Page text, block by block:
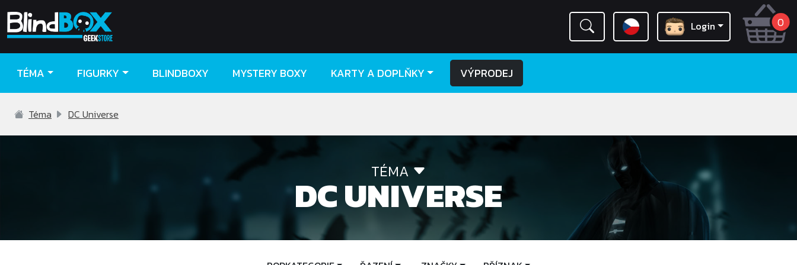
0
Login
TÉMA FIGURKY BLINDBOXY MYSTERY BOXY KARTY A DOPLŇKY VÝPRODEJ
Téma DC Universe
TÉMA
DC UNIVERSE